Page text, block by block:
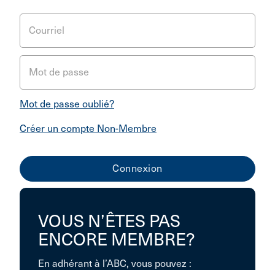
Courriel
Mot de passe
Mot de passe oublié?
Créer un compte Non-Membre
VOUS N’ÊTES PAS
ENCORE MEMBRE?
En adhérant à l’ABC, vous pouvez :